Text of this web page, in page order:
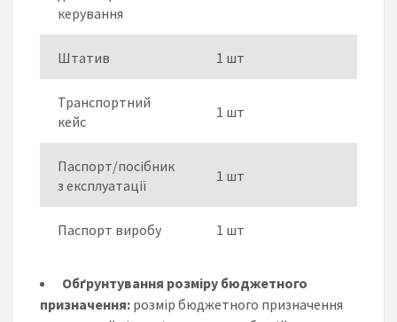
керування
Штатив 1 шт
Транспортний
кейс
1 шт
Паспорт/посібник
з експлуатації
1 шт
Паспорт виробу 1 шт
Обґрунтування розміру бюджетного
призначення: розмір бюджетного призначення